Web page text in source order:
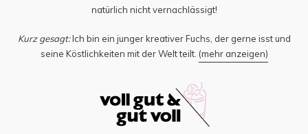
natürlich nicht vernachlässigt!
Kurz gesagt:Ich bin ein junger kreativer Fuchs, der gerne isst und
seine Köstlichkeiten mit der Welt teilt. (mehr anzeigen)